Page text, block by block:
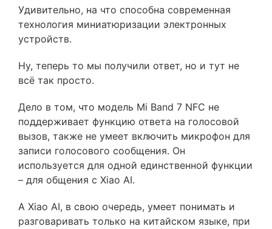
Удивительно, на что способна современная
технология миниатюризации электронных
устройств.
Ну, теперь то мы получили ответ, но и тут не
всё так просто.
Дело в том, что модель Mi Band 7 NFC не
поддерживает функцию ответа на голосовой
вызов, также не умеет включить микрофон для
записи голосового сообщения. Он
используется для одной единственной функции
– для общения с Xiao AI.
А Xiao AI, в свою очередь, умеет понимать и
разговаривать только на китайском языке, при